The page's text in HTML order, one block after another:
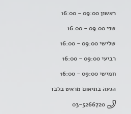
ראשון 09:00 - 16:00
שני 09:00 - 16:00
שלישי 09:00 - 16:00
רביעי 09:00 - 16:00
חמישי 09:00 - 16:00
הגעה בתיאום מראש בלבד
03-5266720